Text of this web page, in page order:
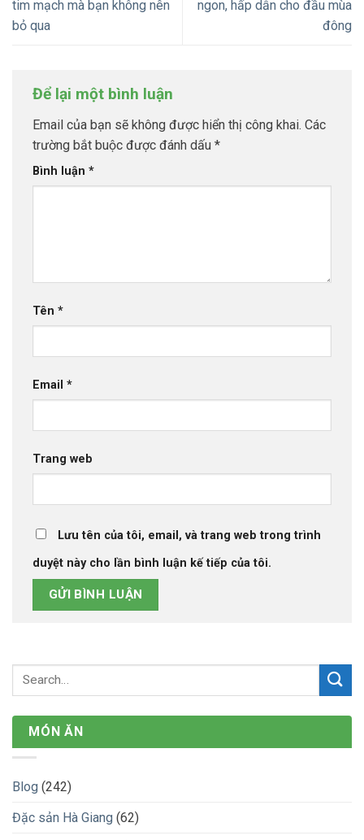
tim mạch mà bạn không nên
bỏ qua
ngon, hấp dẫn cho đầu mùa
đông
Để lại một bình luận
Email của bạn sẽ không được hiển thị công khai. Các
trường bắt buộc được đánh dấu *
Bình luận *
Tên *
Email *
Trang web
Lưu tên của tôi, email, và trang web trong trình
duyệt này cho lần bình luận kế tiếp của tôi.
MÓN ĂN
Blog (242)
Đặc sản Hà Giang (62)